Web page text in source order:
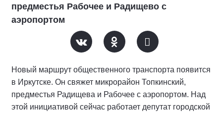
предместья Рабочее и Радищево с
аэропортом
Новый маршрут общественного транспорта появится
в Иркутске. Он свяжет микрорайон Топкинский,
предместья Радищева и Рабочее с аэропортом. Над
этой инициативой сейчас работает депутат городской